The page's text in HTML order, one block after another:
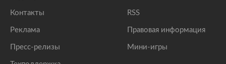
Контакты
Реклама
Пресс-релизы
RSS
Правовая информация
Мини-игры